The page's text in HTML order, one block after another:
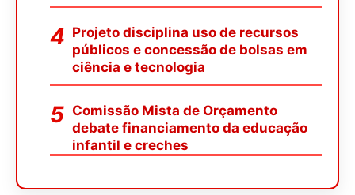
Projeto disciplina uso de recursos
públicos e concessão de bolsas em
ciência e tecnologia
Comissão Mista de Orçamento
debate financiamento da educação
infantil e creches